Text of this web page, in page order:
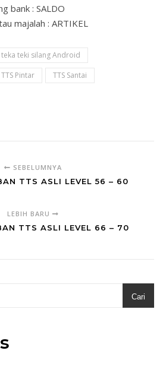
bank : SALDO
majalah : ARTIKEL
teka teki silang Android
TTS Pintar
TTS Santai
SEBELUMNYA
TTS ASLI LEVEL 56 – 60
LEBIH BARU
TTS ASLI LEVEL 66 – 70
Cari